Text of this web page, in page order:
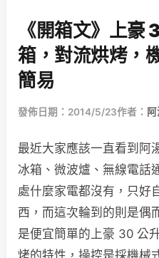
《開箱文》上豪
箱，對流烘烤，
簡易
發佈日期：2014/5/23作者：
最近大家應該一直看到阿
冰箱、微波爐、無線電話
處什麼家電都沒有，只好
西，而這次輪到的則是偶
是便宜簡單的上豪 30 公
烤的特性，操控是採機械